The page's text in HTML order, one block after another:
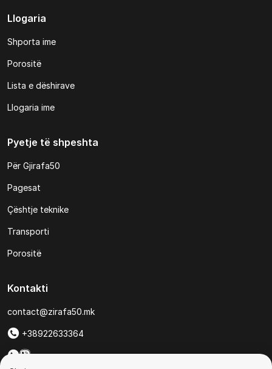
Llogaria
Shporta ime
Porositë
Lista e dëshirave
Llogaria ime
Pyetje të shpeshta
Për Gjirafa50
Pagesat
Çështje teknike
Transporti
Porositë
Kontakti
contact@zirafa50.mk
+38922633364